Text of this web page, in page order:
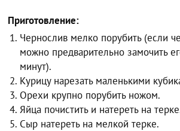
Приготовление:
Чернослив мелко порубить (если
можно предварительно замочить
минут).
Курицу нарезать маленькими
Орехи крупно порубить ножом.
Яйца почистить и натереть на
Сыр натереть на мелкой терке.